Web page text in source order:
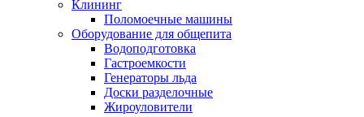
Клининг
Поломоечные машины
Оборудование для общепита
Водоподготовка
Гастроемкости
Генераторы льда
Доски разделочные
Жироуловители